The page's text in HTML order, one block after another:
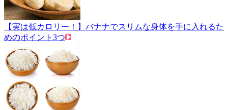
【実は低カロリー！】バナナでスリムな身体を手に入れるた
めのポイント3つ